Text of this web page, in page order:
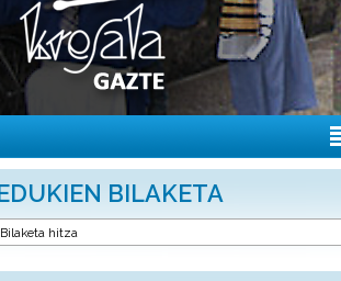
BILAKETA